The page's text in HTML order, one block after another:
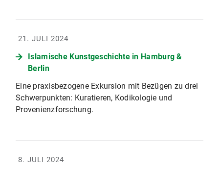
21. JULI 2024
Islamische Kunstgeschichte in Hamburg &
Berlin
Eine praxisbezogene Exkursion mit Bezügen zu drei
Schwerpunkten: Kuratieren, Kodikologie und
Provenienzforschung.
8. JULI 2024